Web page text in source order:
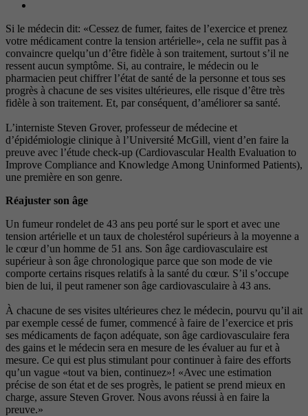
Si le médecin dit: «Cessez de fumer, faites de l’exercice et prenez
votre médicament contre la tension artérielle», cela ne suffit pas à
convaincre quelqu’un d’être fidèle à son traitement, surtout s’il ne
ressent aucun symptôme. Si, au contraire, le médecin ou le
pharmacien peut chiffrer l’état de santé de la personne et tous ses
progrès à chacune de ses visites ultérieures, elle risque d’être très
fidèle à son traitement. Et, par conséquent, d’améliorer sa santé.
L’interniste Steven Grover, professeur de médecine et
d’épidémiologie clinique à l’Université McGill, vient d’en faire la
preuve avec l’étude check-up (Cardiovascular Health Evaluation to
Improve Compliance and Knowledge Among Uninformed Patients),
une première en son genre.
Réajuster son âge
Un fumeur rondelet de 43 ans peu porté sur le sport et avec une
tension artérielle et un taux de cholestérol supérieurs à la moyenne a
le cœur d’un homme de 51 ans. Son âge cardiovasculaire est
supérieur à son âge chronologique parce que son mode de vie
comporte certains risques relatifs à la santé du cœur. S’il s’occupe
bien de lui, il peut ramener son âge cardiovasculaire à 43 ans.
À chacune de ses visites ultérieures chez le médecin, pourvu qu’il ait
par exemple cessé de fumer, commencé à faire de l’exercice et pris
ses médicaments de façon adéquate, son âge cardiovasculaire fera
des gains et le médecin sera en mesure de les évaluer au fur et à
mesure. Ce qui est plus stimulant pour continuer à faire des efforts
qu’un vague «tout va bien, continuez»! «Avec une estimation
précise de son état et de ses progrès, le patient se prend mieux en
charge, assure Steven Grover. Nous avons réussi à en faire la
preuve.»